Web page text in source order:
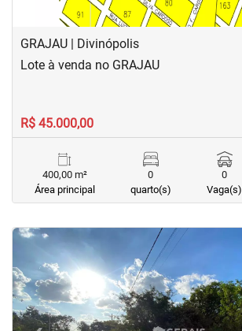
GRAJAU | Divinópolis
Lote à venda no GRAJAU
R$ 45.000,00
400,00 m²
Área principal
0
quarto(s)
0
Vaga(s)
<<